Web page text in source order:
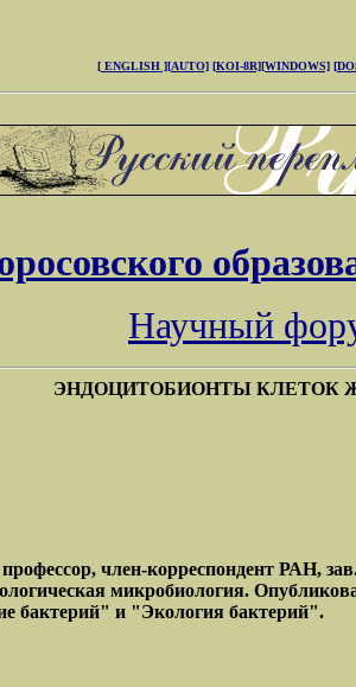
[ ENGLISH ][AUTO] [KOI-8R][WINDOWS]
Научный
ЭНДОЦИТОБИОНТЫ КЛЕТОК
член-корреспондент РАН,
микробиология.
бактерий" и "Экология бактерий".